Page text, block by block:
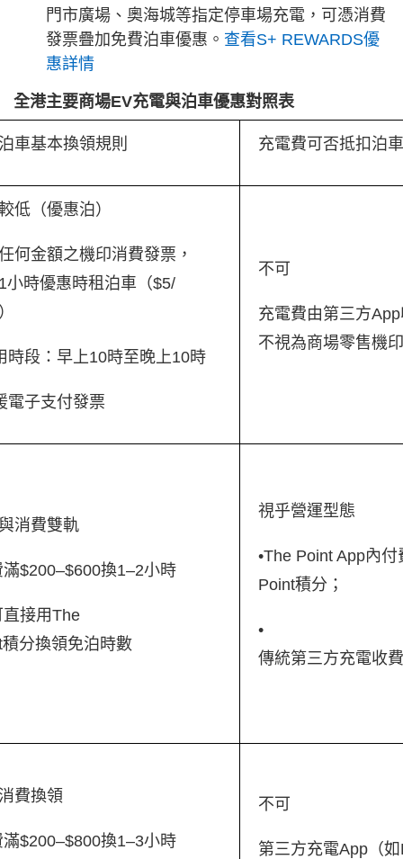
門市廣場、奧海城等指定停車場充電，可憑消費
發票疊加免費泊車優惠。 查看S+ REWARDS優
惠詳情
全港主要商場EV充電與泊車優惠對照表
車基本換領規則 充電費可否抵扣泊
低（優惠泊）
何金額之機印消費發票，
小時優惠時租泊車（$5/
時段：早上10時至晚上10時
電子支付發票
不可
充電費由第三方
不視為商場零售機
消費雙軌
滿$200–$600換1–2小時
直接用The
分換領免泊時數
視乎營運型態
•The Point App內
Point積分；
•
傳統第三方充電收
費換領
滿$200–$800換1–3小時
不可
第三方充電App（